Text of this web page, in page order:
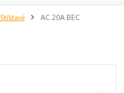
Střídavé AC 20A BEC